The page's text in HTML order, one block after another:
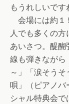
もうれしいです
会場には約１
人でも多くの
あいさつ。醍
線も弾きなが
～」「涙そうそ
唄」（ピアノ
シャル特典会